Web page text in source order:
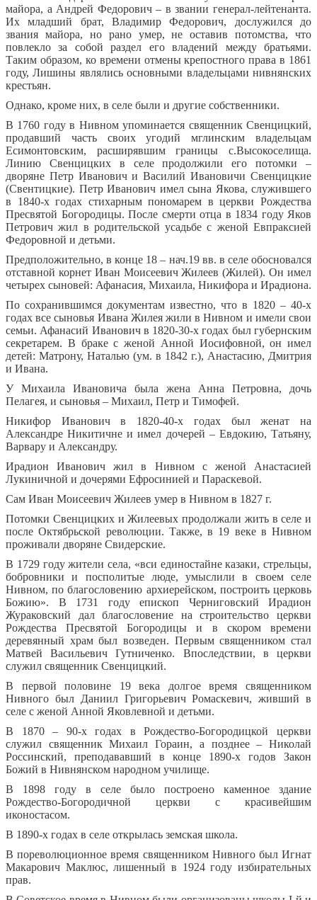
майора, а Андрей Федорович – в звании генерал-лейтенанта.
Их младший брат, Владимир Федорович, дослужился до
звания майора, но рано умер, не оставив потомства, что
повлекло за собой раздел его владений между братьями.
Таким образом, ко времени отмены крепостного права в 1861
году, Лишины являлись основными владельцами нивнянских
крестьян.
Однако, кроме них, в селе были и другие собственники.
В 1760 году в Нивном упоминается священник Свенцицкий,
продавший часть своих угодий мглинским владельцам
Есимонтовским, расширявшим границы с.Высокоселища.
Линию Свенцицких в селе продолжили его потомки –
дворяне Петр Иванович и Василий Ивановичи Свенцицкие
(Свентицкие). Петр Иванович имел сына Якова, служившего
в 1840-х годах стихарным пономарем в церкви Рождества
Пресвятой Богородицы. После смерти отца в 1834 году Яков
Петрович жил в родительской усадьбе с женой Евпраксией
Федоровной и детьми.
Предположительно, в конце 18 – нач.19 вв. в селе обосновался
отставной корнет Иван Моисеевич Жилеев (Жилей). Он имел
четырех сыновей: Афанасия, Михаила, Никифора и Ирадиона.
По сохранившимся документам известно, что в 1820 – 40-х
годах все сыновья Ивана Жилея жили в Нивном и имели свои
семьи. Афанасий Иванович в 1820-30-х годах был губернским
секретарем. В браке с женой Анной Иосифовной, он имел
детей: Матрону, Наталью (ум. в 1842 г.), Анастасию, Дмитрия
и Ивана.
У Михаила Ивановича была жена Анна Петровна, дочь
Пелагея, и сыновья – Михаил, Петр и Тимофей.
Никифор Иванович в 1820-40-х годах был женат на
Александре Никитичне и имел дочерей – Евдокию, Татьяну,
Варвару и Александру.
Ирадион Иванович жил в Нивном с женой Анастасией
Лукиничной и дочерями Ефросинией и Параскевой.
Сам Иван Моисеевич Жилеев умер в Нивном в 1827 г.
Потомки Свенцицких и Жилеевых продолжали жить в селе и
после Октябрьской революции. Также, в 19 веке в Нивном
проживали дворяне Свидерские.
В 1729 году жители села, «вси единостайне казаки, стрельцы,
бобровники и посполитые люде, умыслили в своем селе
Нивном, по благословению архиерейском, построить церковь
Божию». В 1731 году епископ Черниговский Ирадион
Жураковский дал благословение на строительство церкви
Рождества Пресвятой Богородицы и в скором времени
деревянный храм был возведен. Первым священником стал
Матвей Васильевич Гутниченко. Впоследствии, в церкви
служил священник Свенцицкий.
В первой половине 19 века долгое время священником
Нивного был Даниил Григорьевич Ромаскевич, живший в
селе с женой Анной Яковлевной и детьми.
В 1870 – 90-х годах в Рождество-Богородицкой церкви
служил священник Михаил Гораин, а позднее – Николай
Россинский, преподававший в конце 1890-х годов Закон
Божий в Нивнянском народном училище.
В 1898 году в селе было построено каменное здание
Рождество-Богородичной церкви с красивейшим
иконостасом.
В 1890-х годах в селе открылась земская школа.
В пореволюционное время священником Нивного был Игнат
Макарович Маклюс, лишенный в 1924 году избирательных
прав.